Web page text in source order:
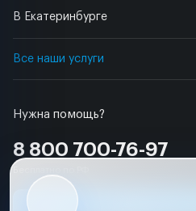
Нужна помощь?
8 800 700-76-97
В Екатеринбурге
Все наши услуги